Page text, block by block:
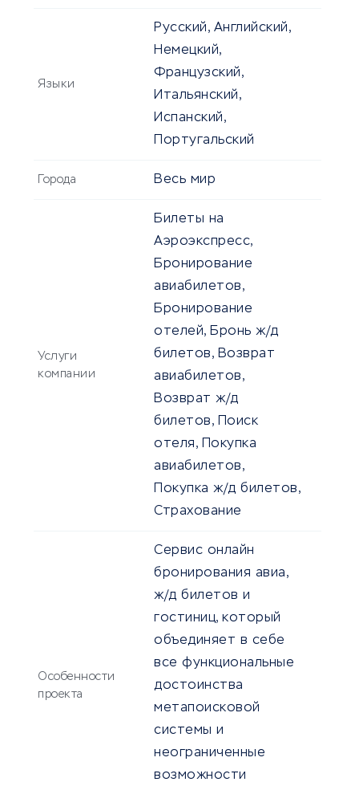
Языки
Русский, Английский,
Немецкий,
Французский,
Итальянский,
Испанский,
Португальский
Города Весь мир
Услуги
компании
Билеты на
Аэроэкспресс,
Бронирование
авиабилетов,
Бронирование
отелей, Бронь ж/д
билетов, Возврат
авиабилетов,
Возврат ж/д
билетов, Поиск
отеля, Покупка
авиабилетов,
Покупка ж/д билетов,
Страхование
Особенности
проекта
Сервис онлайн
бронирования авиа,
ж/д билетов и
гостиниц, который
объединяет в себе
все функциональные
достоинства
метапоисковой
системы и
неограниченные
возможности